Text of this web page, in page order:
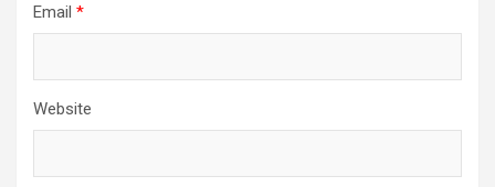
Email *
Website